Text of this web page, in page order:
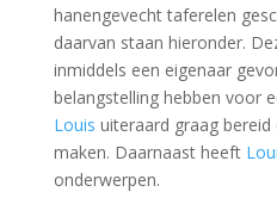
hanengevecht taferelen
daarvan staan hieronder.
inmiddels een eigenaar
belangstelling hebben voor
Louis uiteraard graag
maken. Daarnaast heeft
onderwerpen.